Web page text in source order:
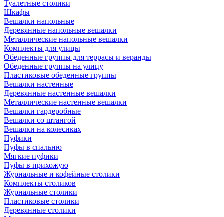
Туалетные столики
Шкафы
Вешалки напольные
Деревянные напольные вешалки
Металлические напольные вешалки
Комплекты для улицы
Обеденные группы для террасы и веранды
Обеденные группы на улицу
Пластиковые обеденные группы
Вешалки настенные
Деревянные настенные вешалки
Металлические настенные вешалки
Вешалки гардеробные
Вешалки со штангой
Вешалки на колесиках
Пуфики
Пуфы в спальню
Мягкие пуфики
Пуфы в прихожую
Журнальные и кофейные столики
Комплекты столиков
Журнальные столики
Пластиковые столики
Деревянные столики